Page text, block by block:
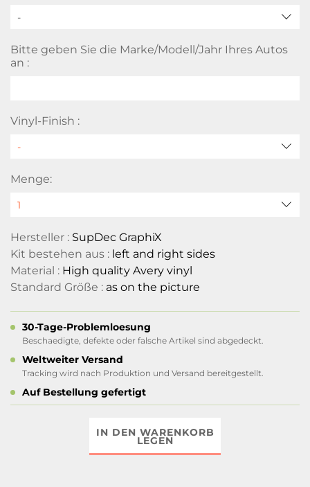
-
Bitte geben Sie die Marke/Modell/Jahr Ihres Autos
an :
Vinyl-Finish :
Menge:
Hersteller : SupDec GraphiX
Kit bestehen aus : left and right sides
Material : High quality Avery vinyl
Standard Größe : as on the picture
30-Tage-Problemloesung
Beschaedigte, defekte oder falsche Artikel sind abgedeckt.
Weltweiter Versand
Tracking wird nach Produktion und Versand bereitgestellt.
Auf Bestellung gefertigt
IN DEN WARENKORB
LEGEN